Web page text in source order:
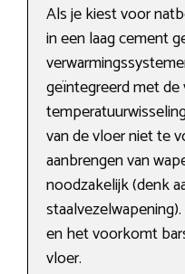
Als je kiest voor
in een laag cement
geïntegreerd met
van de vloer niet te
aanbrengen van
noodzakelijk (denk
en het voorkomt
vloer.